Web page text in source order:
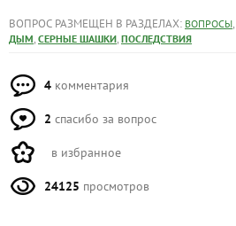
ВОПРОС РАЗМЕЩЕН В РАЗДЕЛАХ: ВОПРОСЫ,
ДЫМ, СЕРНЫЕ ШАШКИ, ПОСЛЕДСТВИЯ
4 комментария
2 спасибо за вопрос
в избранное
24125 просмотров